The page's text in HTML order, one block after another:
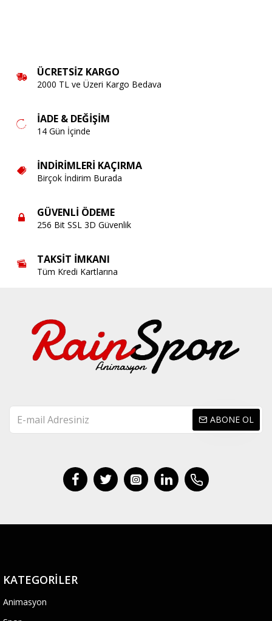
ÜCRETSIZ KARGO
2000 TL ve Üzeri Kargo Bedava
İADE & DEĞIŞIM
14 Gün İçinde
İNDIRIMLERI KAÇIRMA
Birçok İndirim Burada
GÜVENLI ÖDEME
256 Bit SSL 3D Güvenlik
TAKSIT İMKANI
Tüm Kredi Kartlarına
ABONE OL
KATEGORILER
Animasyon